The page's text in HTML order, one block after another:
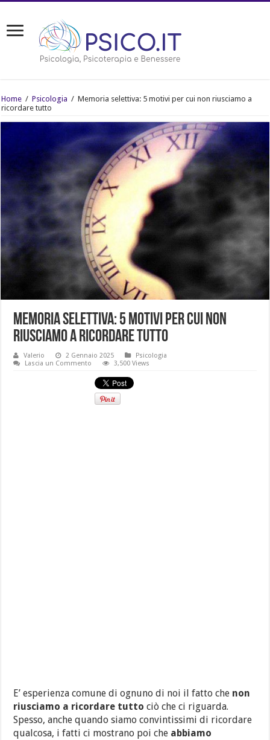
Home / Psicologia / Memoria selettiva: 5 motivi per cui non riusciamo a
ricordare tutto
Memoria selettiva: 5 motivi per cui non
riusciamo a ricordare tutto
Valerio 2 Gennaio 2025
Psicologia
Lascia un Commento
3,500 Views
E’ esperienza comune di ognuno di noi il fatto che non
riusciamo a ricordare tuttociò che ci riguarda.
Spesso, anche quando siamo convintissimi di ricordare
qualcosa, i fatti ci mostrano poi che abbiamo